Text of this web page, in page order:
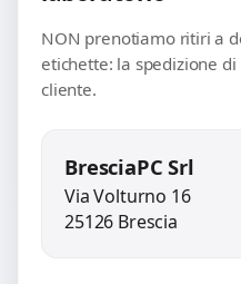
NON prenotiamo ritiri a
etichette: la spedizione
cliente.
BresciaPC Srl
Via Volturno 16
25126 Brescia